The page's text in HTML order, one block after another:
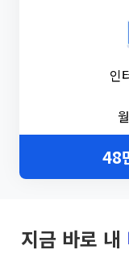
인
월
48
지금 바로 내